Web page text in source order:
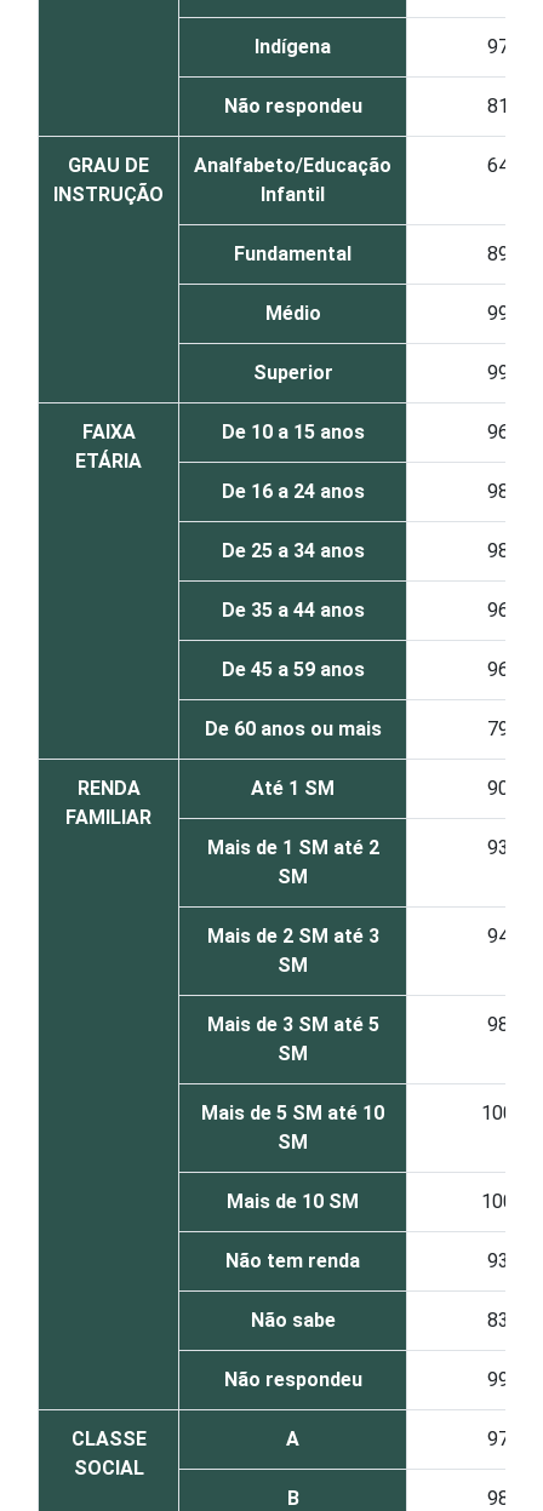
Indígena 97
Não respondeu 81
GRAU DE
INSTRUÇÃO
Analfabeto/Educação
Infantil
64
Fundamental 89
Médio 99
Superior 99
FAIXA
ETÁRIA
De 10 a 15 anos 96
De 16 a 24 anos 98
De 25 a 34 anos 98
De 35 a 44 anos 96
De 45 a 59 anos 96
De 60 anos ou mais 79
RENDA
FAMILIAR
Até 1 SM 90
Mais de 1 SM até 2
SM
93
Mais de 2 SM até 3
SM
94
Mais de 3 SM até 5
SM
98
Mais de 5 SM até 10
SM
100
Mais de 10 SM 100
Não tem renda 93
Não sabe 83
Não respondeu 99
CLASSE
SOCIAL
A 97
B 98